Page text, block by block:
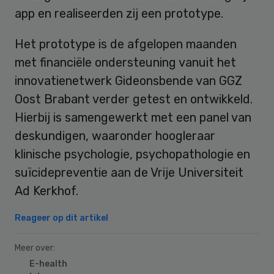
app en realiseerden zij een prototype.
Het prototype is de afgelopen maanden
met financiële ondersteuning vanuit het
innovatienetwerk Gideonsbende van GGZ
Oost Brabant verder getest en ontwikkeld.
Hierbij is samengewerkt met een panel van
deskundigen, waaronder hoogleraar
klinische psychologie, psychopathologie en
suïcidepreventie aan de Vrije Universiteit
Ad Kerkhof.
Reageer op dit artikel
Meer over:
E-health